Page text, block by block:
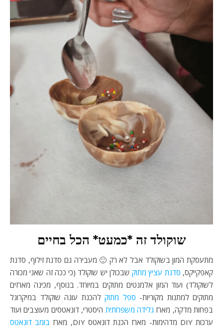
שוקולד זה *כמעט* הכל בחיים
מתעסקת המון בשוקולד אבל לא רק 🙂 מעבירה גם סדנת זילוף, סדנת
קאפקייקס, סדנת עציץ מתוק שבכולן יש שוקולד (כי ככה זה שאני מכורה
לשוקולד) ועוד המון אלמנטים מתוקים במיוחד. בנוסף, מכינה מארזים
מתוקים למתנות מקוריות- ספל מתוק להכנת עוגה שוקולד במיקרוגל
בפחות מדקה, מארז גלידה משפחתית היסטרי, דונאטסים מעוצבים ועוד
ערכות DIY מדהימות- מארז הכנת דונאטס DIY, מארז
בומב דונאטס